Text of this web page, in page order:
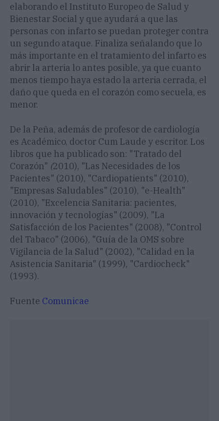
elaborando el Instituto Europeo de Salud y
Bienestar Social y que ayudará a que las
personas con infarto se puedan proteger contra
un segundo ataque. Finaliza señalando que lo
más importante en el tratamiento del infarto es
abrir la arteria lo antes posible, ya que cuanto
menos tiempo haya estado la arteria cerrada, el
daño que queda en el corazón como secuela, es
menor.
De la Peña, además de profesor de cardiología
es Académico, doctor Cum Laude y escritor. Los
libros que ha publicado son: "Tratado del
Corazón" (2010), "Las Necesidades de los
Pacientes" (2010), "Cardiopatients" (2010),
"Empresas Saludables" (2010), "e-Health"
(2010), "Excelencia Sanitaria: pacientes,
innovación y tecnologías" (2009), "La
Satisfacción de los Pacientes" (2008), "Control
del Tabaco" (2006), "Guía de la OMS sobre
Vigilancia de la Salud" (2002), "Calidad en la
Asistencia Sanitaria" (1999), "Cardiocheck"
(1993).
Fuente Comunicae